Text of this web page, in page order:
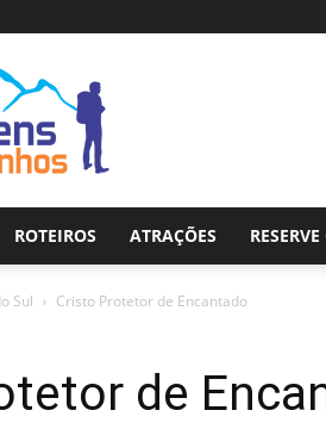
Viagens
e
Caminhos
ROTEIROS ATRAÇÕES
Sul Cristo Protetor de Encantado
de